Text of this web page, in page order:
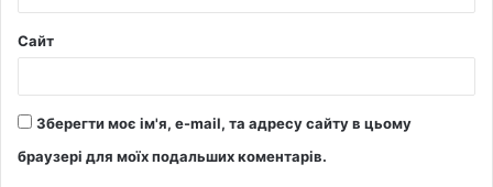
Сайт
Зберегти моє ім'я, e-mail, та адресу сайту в цьому
браузері для моїх подальших коментарів.